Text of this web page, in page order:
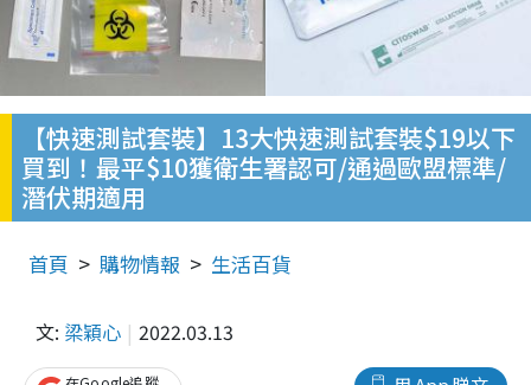
【快速測試套裝】13大快速測試套裝$19以下
買到！最平$10獲衛生署認可/通過歐盟標準/
潛伏期適用
首頁 購物情報 生活百貨
文: 梁穎心 2022.03.13